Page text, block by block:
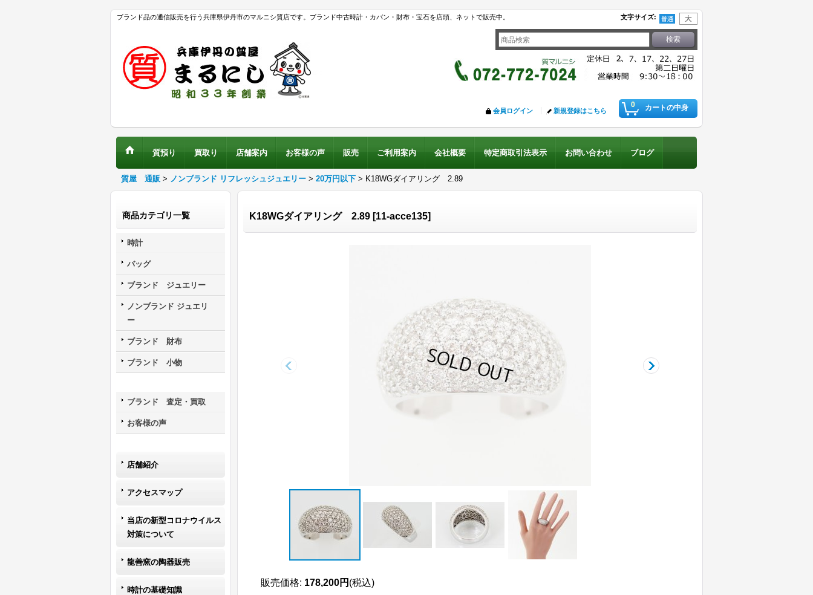
ブランド品の通信販売を行う兵庫県伊丹市のマルニシ質店です。ブランド中古時計・カバン・財布・宝石を店頭、ネットで販売中。 文字サイズ:
0 カートの中身
会員ログイン 新規登録はこちら
質預り 買取り 店舗案内 お客様の声 販売 ご利用案内 会社概要 特定商取引法表示 お問い合わせ ブログ
質屋 通販 > ノンブランド リフレッシュジュエリー > 20万円以下 > K18WGダイアリング 2.89
商品カテゴリ一覧
時計
バッグ
ブランド ジュエリー
ノンブランド ジュエリ
ー
ブランド 財布
ブランド 小物
ブランド 査定・買取
お客様の声
店舗紹介
アクセスマップ
当店の新型コロナウイルス
対策について
龍善窯の陶器販売
時計の基礎知識
K18WGダイアリング 2.89 [11-acce135]
販売価格: 178,200円 (税込)